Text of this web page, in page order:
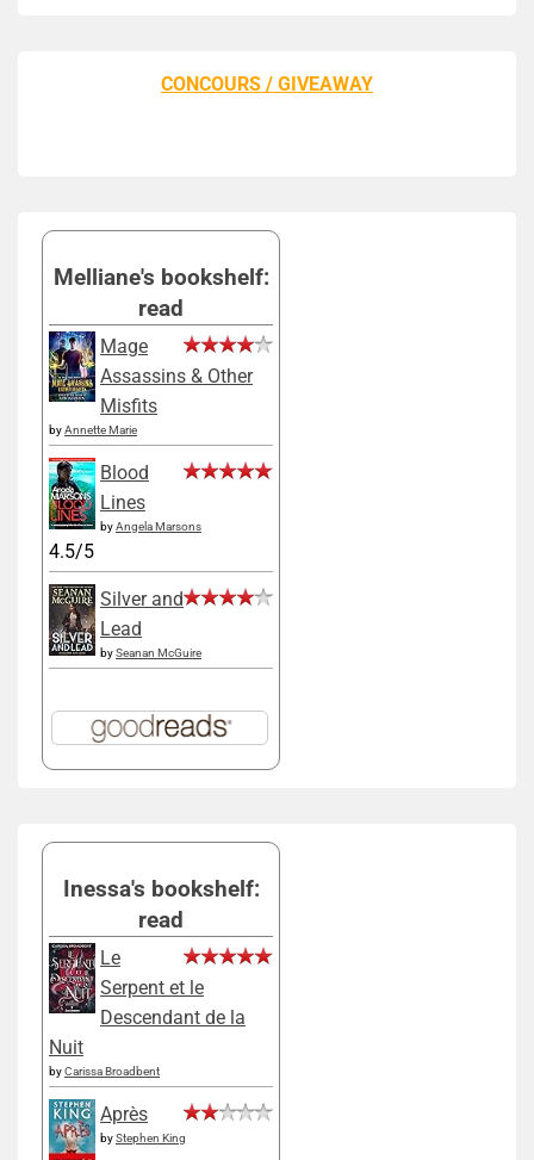
CONCOURS / GIVEAWAY
Melliane's bookshelf:
read
Mage
Assassins & Other
Misfits
byAnnette Marie
Blood
Lines
byAngela Marsons
4.5/5
Silver and
Lead
bySeanan McGuire
Inessa's bookshelf:
read
Le
Serpent et le
Descendant de la
Nuit
byCarissa Broadbent
Après
byStephen King